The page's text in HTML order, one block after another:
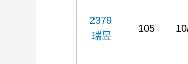
2379
瑞昱
105